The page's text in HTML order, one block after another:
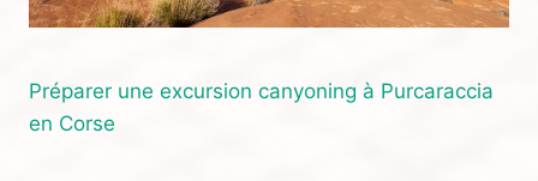
Préparer une excursion canyoning à Purcaraccia
en Corse